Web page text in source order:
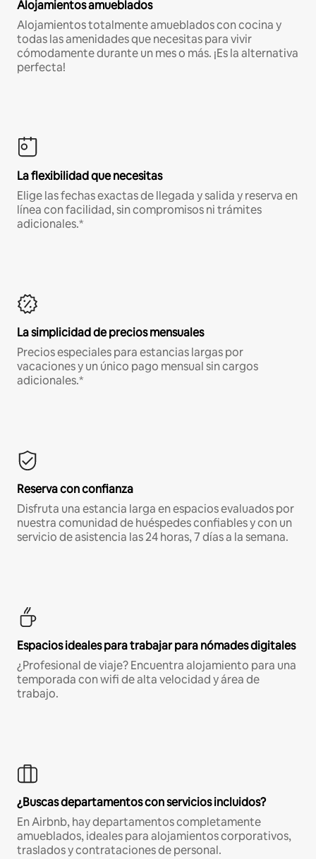
Alojamientos amueblados
Alojamientos totalmente amueblados con cocina y
todas las amenidades que necesitas para vivir
cómodamente durante un mes o más. ¡Es la alternativa
perfecta!
La flexibilidad que necesitas
Elige las fechas exactas de llegada y salida y reserva en
línea con facilidad, sin compromisos ni trámites
adicionales.*
La simplicidad de precios mensuales
Precios especiales para estancias largas por
vacaciones y un único pago mensual sin cargos
adicionales.*
Reserva con confianza
Disfruta una estancia larga en espacios evaluados por
nuestra comunidad de huéspedes confiables y con un
servicio de asistencia las 24 horas, 7 días a la semana.
Espacios ideales para trabajar para nómades digitales
¿Profesional de viaje? Encuentra alojamiento para una
temporada con wifi de alta velocidad y área de
trabajo.
¿Buscas departamentos con servicios incluidos?
En Airbnb, hay departamentos completamente
amueblados, ideales para alojamientos corporativos,
traslados y contrataciones de personal.